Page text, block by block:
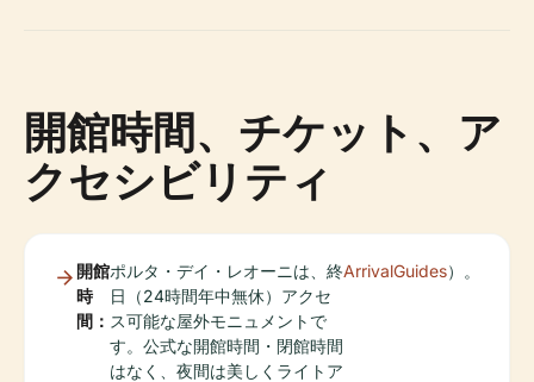
開館時間、チケット、ア
クセシビリティ
開館
時
間：
ポルタ・デイ・レオーニは、終
日（24時間年中無休）アクセ
ス可能な屋外モニュメントで
す。公式な開館時間・閉館時間
はなく、夜間は美しくライトア
ArrivalGuides）。